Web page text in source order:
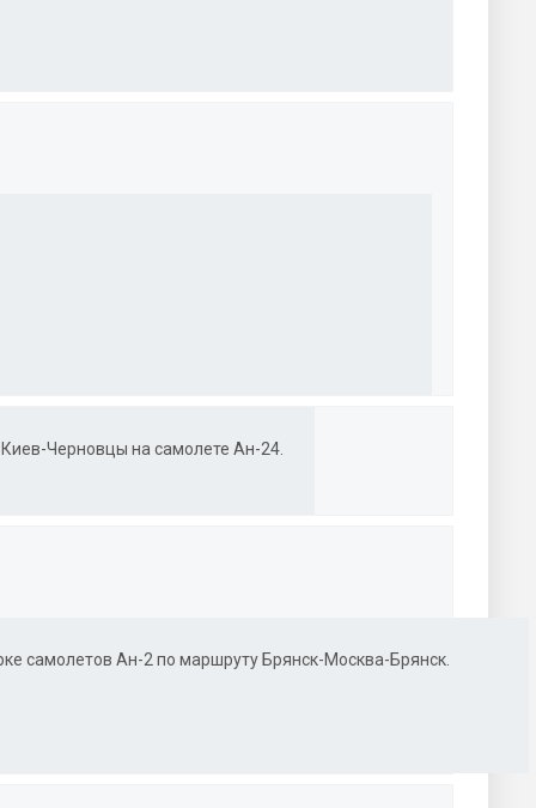
Черновцы на самолете Ан-24.
самолетов Ан-2 по маршруту Брянск-Москва-Брянск.